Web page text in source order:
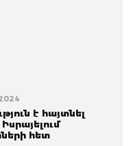
է հայտնել
հետ